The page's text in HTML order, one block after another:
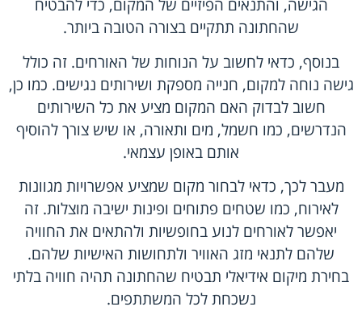
הגישה, והתנאים הפיזיים של המקום, כדי להבטיח
שהחתונה תתקיים בצורה הטובה ביותר.
בנוסף, כדאי לחשוב על הנוחות של האורחים. זה כולל
גישה נוחה למקום, חנייה מספקת ושירותים נגישים. כמו כן,
חשוב לבדוק האם המקום מציע את כל השירותים
הנדרשים, כמו חשמל, מים ותאורה, או שיש צורך להוסיף
אותם באופן עצמאי.
מעבר לכך, כדאי לבחור מקום שמציע אפשרויות מגוונות
לאירוח, כמו שטחים פתוחים ופינות ישיבה מוצלות. זה
יאפשר לאורחים לנוע בחופשיות ולהתאים את החוויה
שלהם לתנאי מזג האוויר ולתחושות האישיות שלהם.
בחירת מיקום אידיאלי תבטיח שהחתונה תהיה חוויה בלתי
נשכחת לכל המשתתפים.